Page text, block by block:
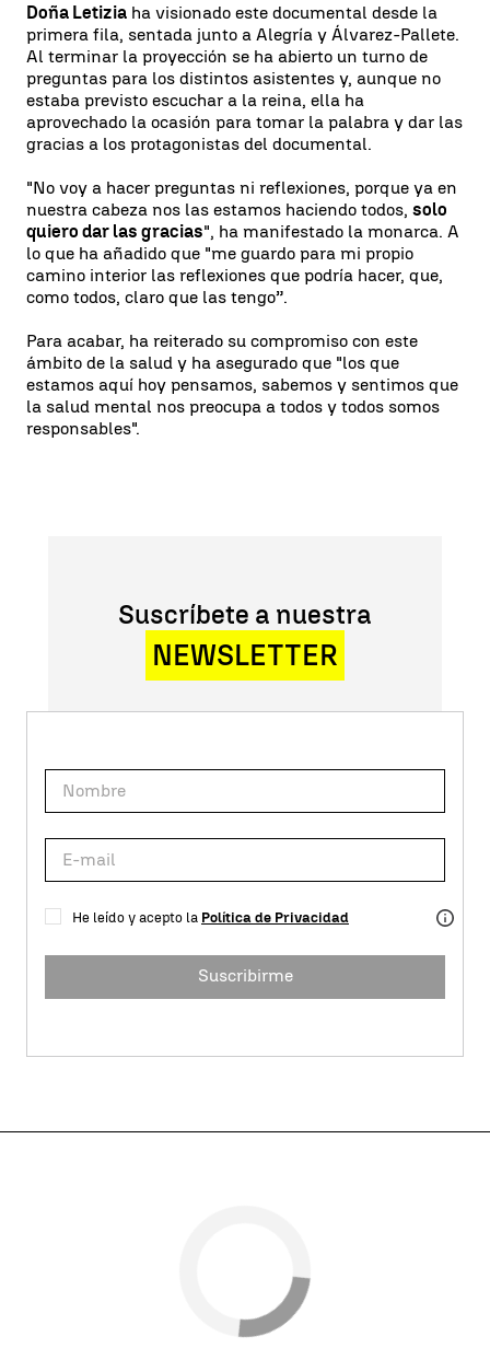
Doña Letizia ha visionado este documental desde la
primera fila, sentada junto a Alegría y Álvarez-Pallete.
Al terminar la proyección se ha abierto un turno de
preguntas para los distintos asistentes y, aunque no
estaba previsto escuchar a la reina, ella ha
aprovechado la ocasión para tomar la palabra y dar las
gracias a los protagonistas del documental.
"No voy a hacer preguntas ni reflexiones, porque ya en
nuestra cabeza nos las estamos haciendo todos, solo
quiero dar las gracias", ha manifestado la monarca. A
lo que ha añadido que "me guardo para mi propio
camino interior las reflexiones que podría hacer, que,
como todos, claro que las tengo”.
Para acabar, ha reiterado su compromiso con este
ámbito de la salud y ha asegurado que "los que
estamos aquí hoy pensamos, sabemos y sentimos que
la salud mental nos preocupa a todos y todos somos
responsables".
Suscríbete a nuestra
NEWSLETTER
He leído y acepto la Política de Privacidad
Suscribirme